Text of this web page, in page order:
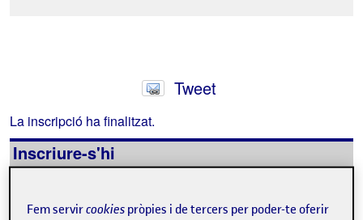
Tweet
La inscripció ha finalitzat.
Inscriure-s'hi
Fem servircookies pròpies i de tercers per poder-te oferir